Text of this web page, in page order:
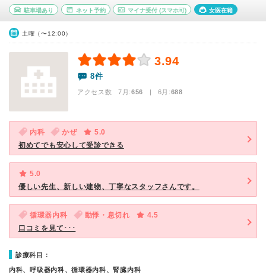
駐車場あり ネット予約 マイナ受付 (スマホ可) 女医在籍
土曜（〜12:00）
3.94
8件
アクセス数 7月:656 | 6月:688
内科 かぜ
5.0
初めてでも安心して受診できる
5.0
優しい先生、新しい建物、丁寧なスタッフさんです。
循環器内科 動悸・息切れ
4.5
口コミを見て･･･
診療科目：
内科、呼吸器内科、循環器内科、腎臓内科